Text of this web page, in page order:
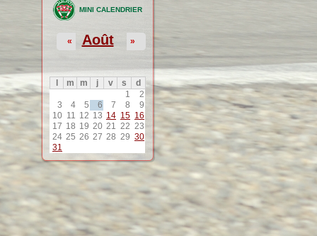
MINI CALENDRIER
Août
« »
m m j v s
d
1
2
3
4 5 6 7 8
9
10 11 12 13 14 15 16
17 18 19 20 21 22 23
24 25 26 27 28 29 30
31